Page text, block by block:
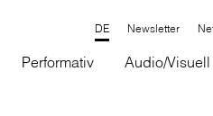
Newsletter
Performativ Audio/Visuell